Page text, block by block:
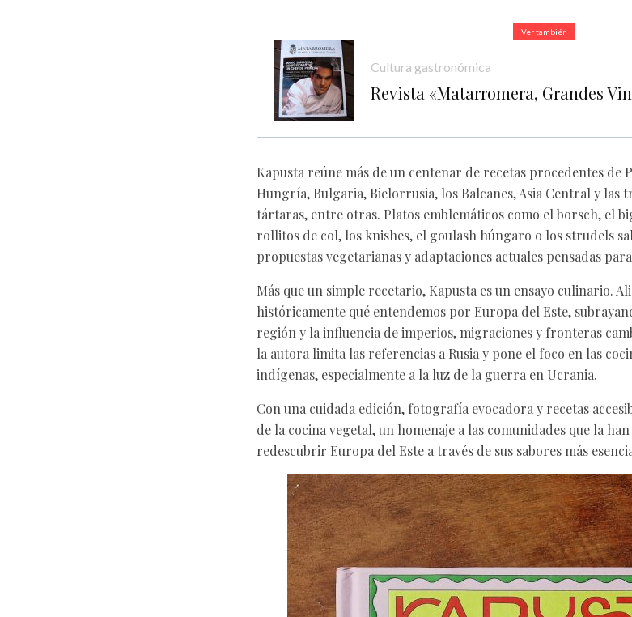
Ver también
Cultura gastronómica
Revista «Matarromera, Grandes
Kapusta reúne más de un centenar de recetas procedentes de
Hungría, Bulgaria, Bielorrusia, los Balcanes, Asia Central y las
tártaras, entre otras. Platos emblemáticos como el borsch, el
rollitos de col, los knishes, el goulash húngaro o los strudels
propuestas vegetarianas y adaptaciones actuales pensadas
Más que un simple recetario, Kapusta es un ensayo culinario.
históricamente qué entendemos por Europa del Este,
región y la influencia de imperios, migraciones y fronteras
la autora limita las referencias a Rusia y pone el foco en las
indígenas, especialmente a la luz de la guerra en Ucrania.
Con una cuidada edición, fotografía evocadora y recetas
de la cocina vegetal, un homenaje a las comunidades que la
redescubrir Europa del Este a través de sus sabores más